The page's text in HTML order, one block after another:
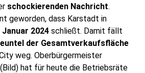
schockierenden Nachricht.
geworden, dass Karstadt in
Januar 2024 schließt. Damit fällt
der Gesamtverkaufsfläche
weg. Oberbürgermeister
hat für heute die Betriebsräte